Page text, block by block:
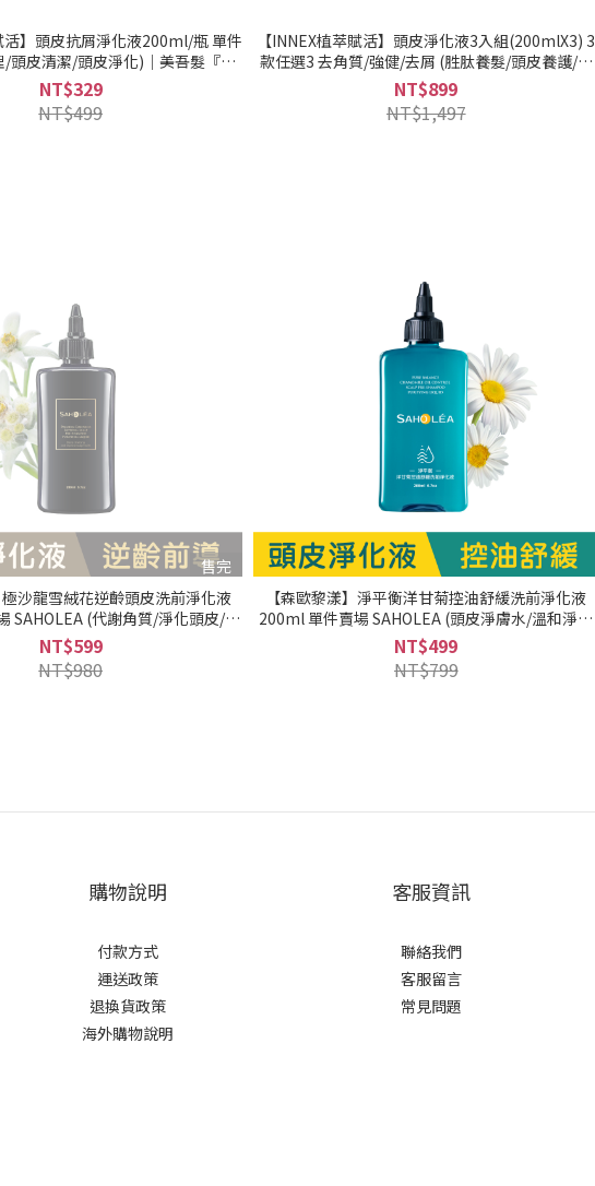
活】頭皮抗屑淨化液200ml/瓶 單件
/頭皮清潔/頭皮淨化)｜美吾髮『可
海外配送』
NT$329
NT$499
【INNEX植萃賦活】頭皮淨化液3入組(200mlX3) 3
款任選3 去角質/強健/去屑 (胜肽養髮/頭皮養護/健
髮/養髮/頭皮照護)｜美吾髮『可海外配送』
NT$899
NT$1,497
售完
極沙龍雪絨花逆齡頭皮洗前淨化液
SAHOLEA (代謝角質/淨化頭皮/強
膜/全髮質適用/無矽靈/雪絨花逆齡)
美吾髮『可海外配送』
NT$599
NT$980
【森歐黎漾】淨平衡洋甘菊控油舒緩洗前淨化液
200ml 單件賣場 SAHOLEA (頭皮淨膚水/溫和淨化
角質/去角質/頭皮淨化/調理皮脂分泌/控油舒緩/小
明星大跟班/醫師好辣/節目推薦)｜美吾髮『可海外
配送』
NT$499
NT$799
購物說明
付款方式
運送政策
退換貨政策
海外購物說明
客服資訊
聯絡我們
客服留言
常見問題